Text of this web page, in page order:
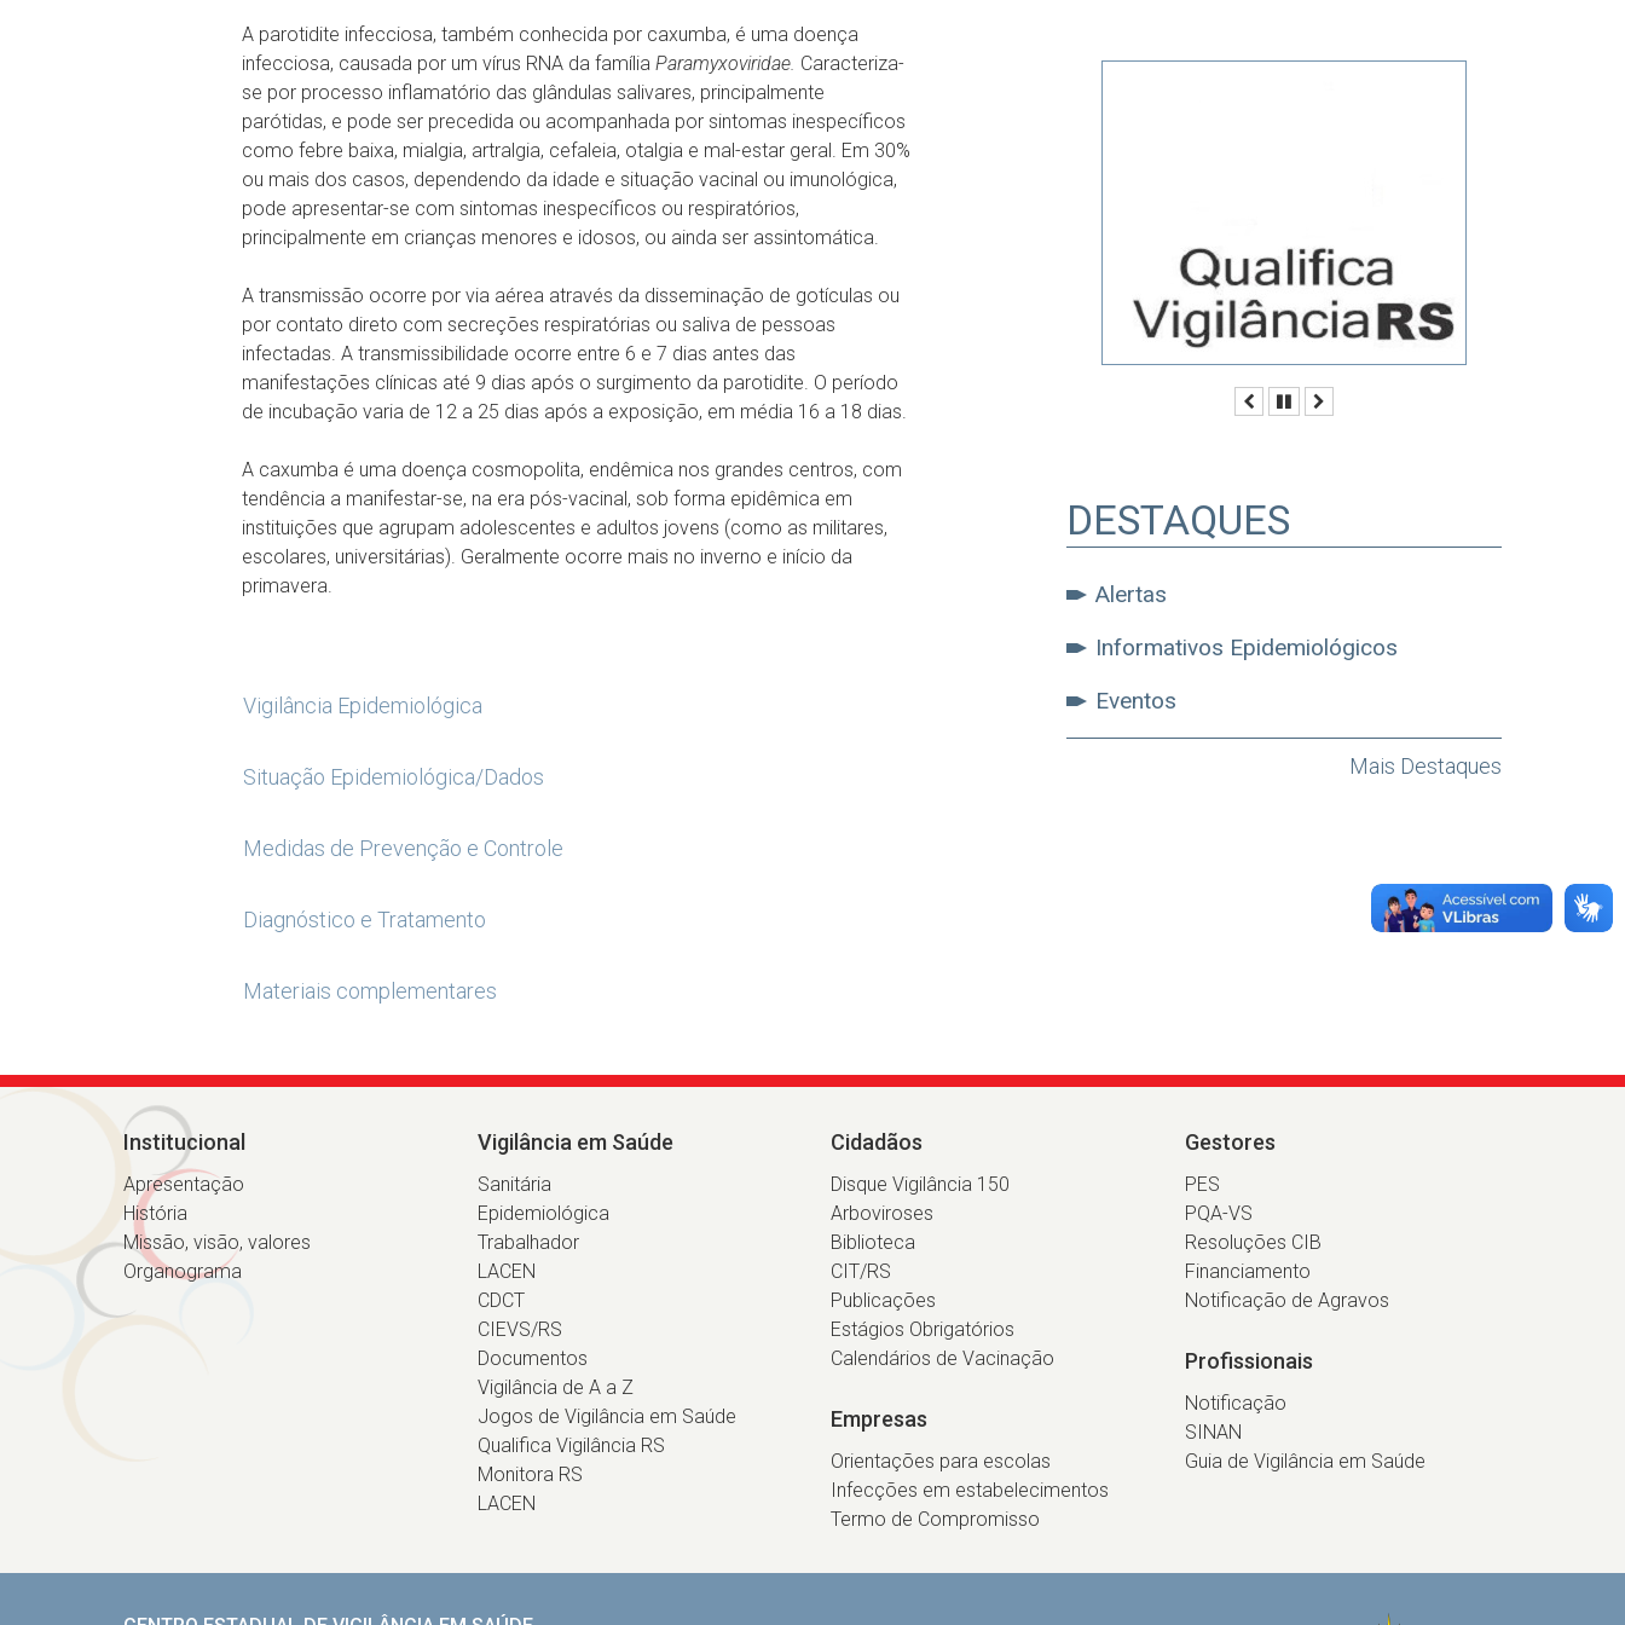
A parotidite infecciosa, também conhecida por caxumba, é uma doença
infecciosa, causada por um vírus RNA da família Paramyxoviridae. Caracteriza-
se por processo inflamatório das glândulas salivares, principalmente
parótidas, e pode ser precedida ou acompanhada por sintomas inespecíficos
como febre baixa, mialgia, artralgia, cefaleia, otalgia e mal-estar geral. Em 30%
ou mais dos casos, dependendo da idade e situação vacinal ou imunológica,
pode apresentar-se com sintomas inespecíficos ou respiratórios,
principalmente em crianças menores e idosos, ou ainda ser assintomática.
A transmissão ocorre por via aérea através da disseminação de gotículas ou
por contato direto com secreções respiratórias ou saliva de pessoas
infectadas. A transmissibilidade ocorre entre 6 e 7 dias antes das
manifestações clínicas até 9 dias após o surgimento da parotidite. O período
de incubação varia de 12 a 25 dias após a exposição, em média 16 a 18 dias.
A caxumba é uma doença cosmopolita, endêmica nos grandes centros, com
tendência a manifestar-se, na era pós-vacinal, sob forma epidêmica em
instituições que agrupam adolescentes e adultos jovens (como as militares,
escolares, universitárias). Geralmente ocorre mais no inverno e início da
primavera.
Vigilância Epidemiológica
Situação Epidemiológica/Dados
Medidas de Prevenção e Controle
Diagnóstico e Tratamento
Materiais complementares
AnteriorPausar
DESTAQUES
Alertas
Informativos Epidemiológicos
Eventos
Mais Destaques
Institucional
Apresentação
História
Missão, visão, valores
Organograma
Vigilância em Saúde
Sanitária
Epidemiológica
Trabalhador
LACEN
CDCT
CIEVS/RS
Documentos
Vigilância de A a Z
Jogos de Vigilância em Saúde
Qualifica Vigilância RS
Monitora RS
LACEN
Cidadãos
Disque Vigilância 150
Arboviroses
Biblioteca
CIT/RS
Publicações
Estágios Obrigatórios
Calendários de Vacinação
Empresas
Orientações para escolas
Infecções em estabelecimentos
Termo de Compromisso
Gestores
PES
PQA-VS
Resoluções CIB
Financiamento
Notificação de Agravos
Profissionais
Notificação
SINAN
Guia de Vigilância em Saúde